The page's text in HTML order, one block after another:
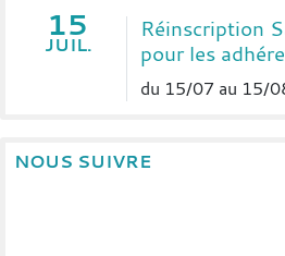
15
JUIL.
Réinscription
pour les
du 15/07 au 15/
NOUS SUIVRE